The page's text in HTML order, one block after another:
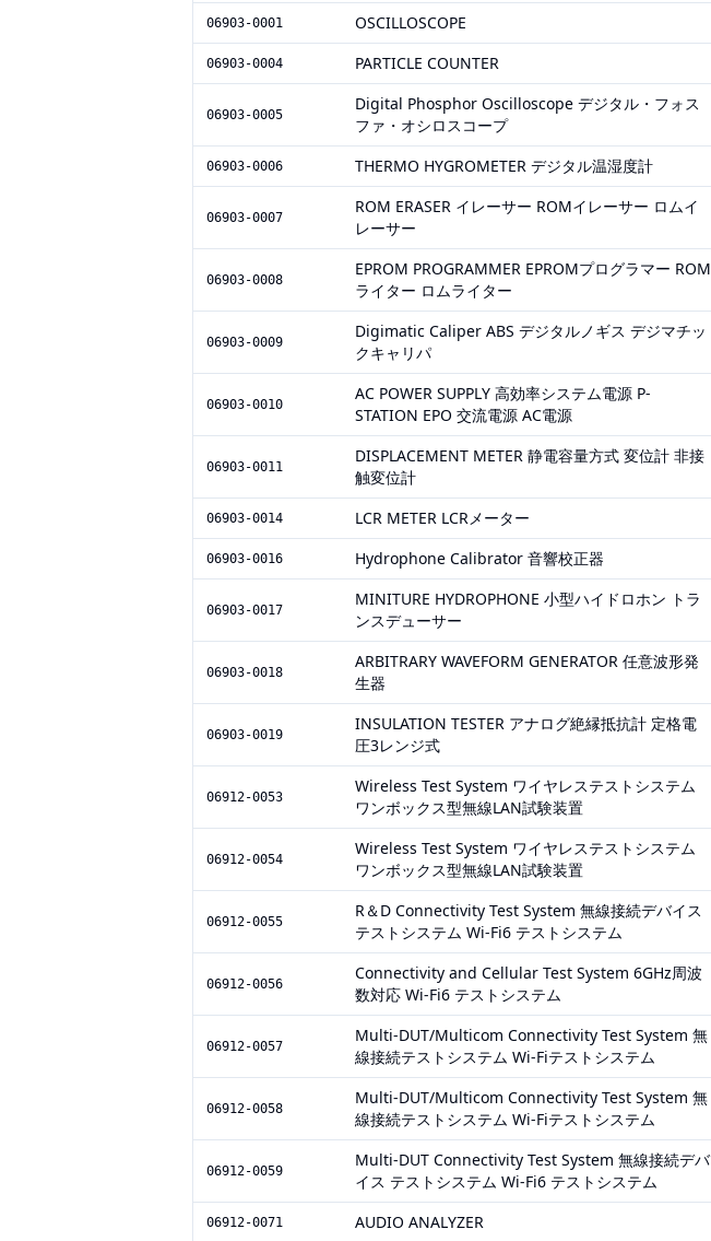
06903-0001 OSCILLOSCOPE
06903-0004 PARTICLE COUNTER
06903-0005
Digital Phosphor Oscilloscope デジタル・フォス
ファ・オシロスコープ
06903-0006 THERMO HYGROMETER デジタル温湿度計
06903-0007
ROM ERASER イレーサー ROMイレーサー ロムイ
レーサー
06903-0008
EPROM PROGRAMMER EPROMプログラマー ROM
ライター ロムライター
06903-0009
Digimatic Caliper ABS デジタルノギス デジマチッ
クキャリパ
06903-0010
AC POWER SUPPLY 高効率システム電源 P-
STATION EPO 交流電源 AC電源
06903-0011
DISPLACEMENT METER 静電容量方式 変位計 非接
触変位計
06903-0014 LCR METER LCRメーター
06903-0016 Hydrophone Calibrator 音響校正器
06903-0017
MINITURE HYDROPHONE 小型ハイドロホン トラ
ンスデューサー
06903-0018
ARBITRARY WAVEFORM GENERATOR 任意波形発
生器
06903-0019
INSULATION TESTER アナログ絶縁抵抗計 定格電
圧3レンジ式
06912-0053
Wireless Test System ワイヤレステストシステム
ワンボックス型無線LAN試験装置
06912-0054
Wireless Test System ワイヤレステストシステム
ワンボックス型無線LAN試験装置
06912-0055
R＆D Connectivity Test System 無線接続デバイス
テストシステム Wi-Fi6 テストシステム
06912-0056
Connectivity and Cellular Test System 6GHz周波
数対応 Wi-Fi6 テストシステム
06912-0057
Multi-DUT/Multicom Connectivity Test System 無
線接続テストシステム Wi-Fiテストシステム
06912-0058
Multi-DUT/Multicom Connectivity Test System 無
線接続テストシステム Wi-Fiテストシステム
06912-0059
Multi-DUT Connectivity Test System 無線接続デバ
イス テストシステム Wi-Fi6 テストシステム
06912-0071 AUDIO ANALYZER